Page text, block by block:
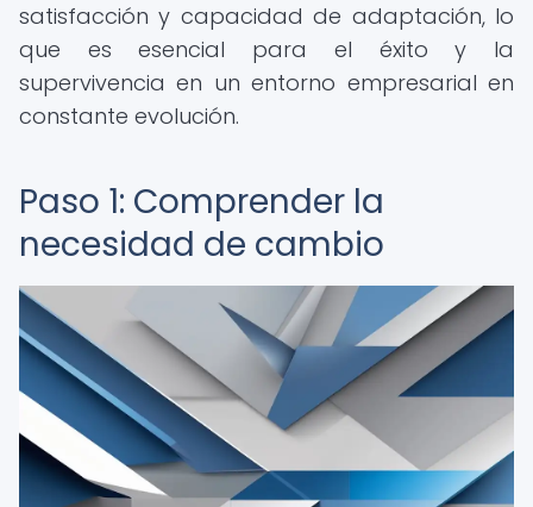
satisfacción y capacidad de adaptación, lo
que es esencial para el éxito y la
supervivencia en un entorno empresarial en
constante evolución.
Paso 1: Comprender la
necesidad de cambio